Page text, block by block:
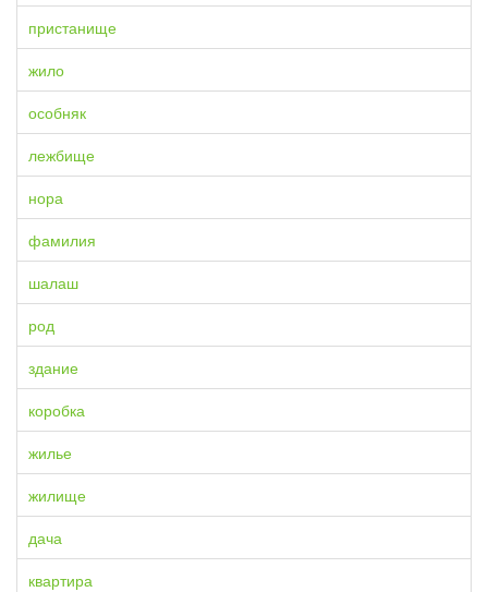
пристанище
жило
особняк
лежбище
нора
фамилия
шалаш
род
здание
коробка
жилье
жилище
дача
квартира